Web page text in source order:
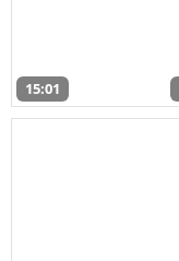
15:01